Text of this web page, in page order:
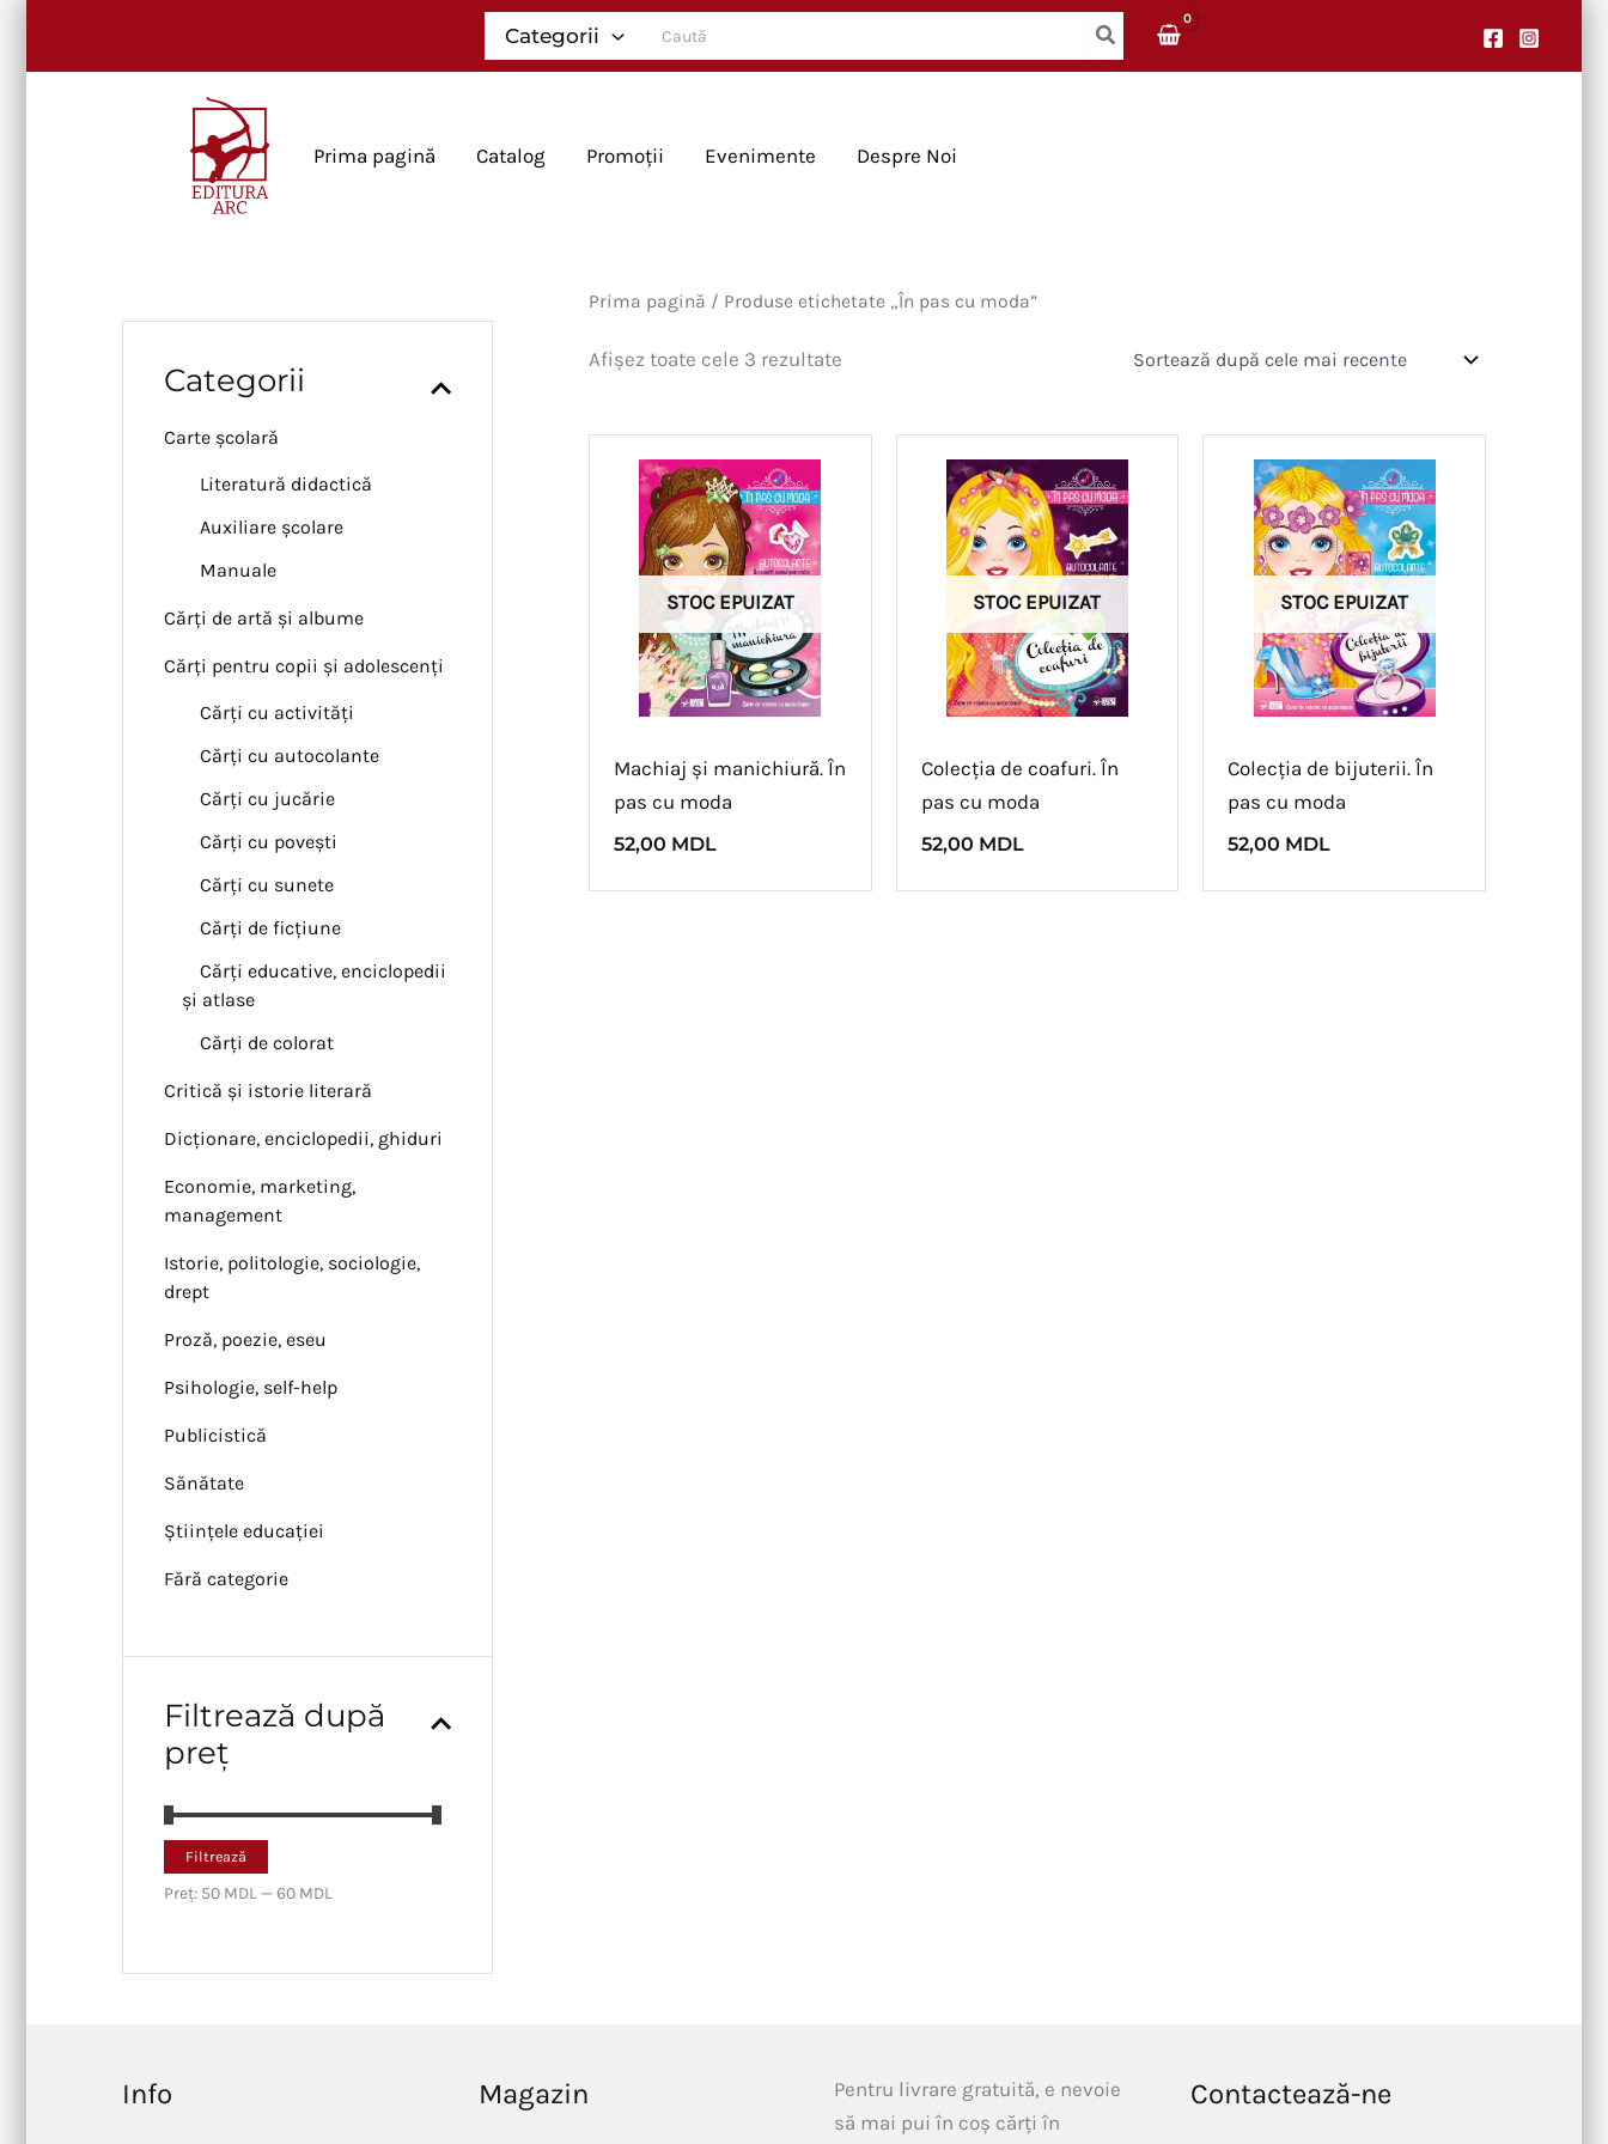
Categorii
for:
Prima pagină Catalog Promoții Evenimente Despre Noi
Categorii
Carte școlară
Literatură didactică
Auxiliare școlare
Manuale
Cărți de artă și albume
Cărți pentru copii și adolescenți
Cărți cu activități
Cărți cu autocolante
Cărți cu jucărie
Cărți cu povești
Cărți cu sunete
Cărți de ficțiune
Cărți educative, enciclopedii
și atlase
Cărți de colorat
Critică și istorie literară
Dicționare, enciclopedii, ghiduri
Economie, marketing,
management
Istorie, politologie, sociologie,
drept
Proză, poezie, eseu
Psihologie, self-help
Publicistică
Sănătate
Științele educației
Fără categorie
Filtrează după
preț
ia
Filtrează
Preț: 50 MDL —60 MDL
Prima pagină / Produse etichetate „În pas cu moda”
Afișez toate cele 3 rezultate
recente
STOC EPUIZAT
Machiaj și manichiură. În
pas cu moda
52,00 MDL
STOC EPUIZAT
Colecția de coafuri. În
pas cu moda
52,00 MDL
STOC EPUIZAT
Colecția de bijuterii. În
pas cu moda
52,00 MDL
Info Magazin
Pentru livrare gratuită, e nevoie
să mai pui în coș cărți în
Contactează-ne